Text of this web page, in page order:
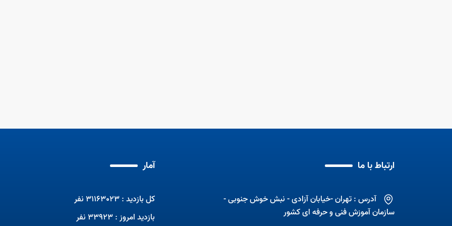
ارتباط با ما
آدرس : تهران -خیابان آزادی - نبش خوش جنوبی -
سازمان آموزش فنی و حرفه ای کشور
آمار
کل بازدید : 31163023 نفر
بازدید امروز : 33923 نفر